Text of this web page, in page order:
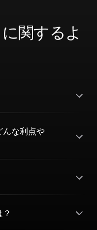
関するよ
んな利点や